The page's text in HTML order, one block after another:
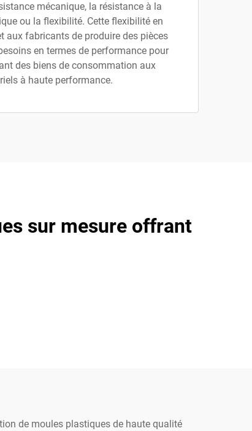
mécanique, la résistance à la
ou la flexibilité. Cette flexibilité en
aux fabricants de produire des pièces
en termes de performance pour
des biens de consommation aux
à haute performance.
sur mesure offrant
de moules plastiques de haute qualité